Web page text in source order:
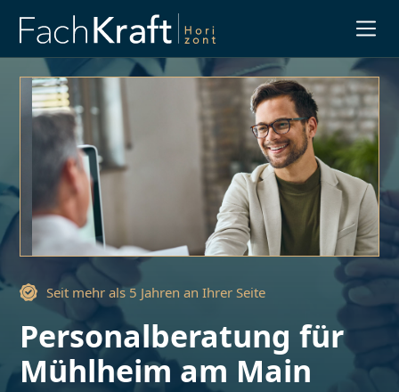
Seit mehr als 5 Jahren an Ihrer Seite
Personalberatung für
Mühlheim am Main
Slide 3 of 3.